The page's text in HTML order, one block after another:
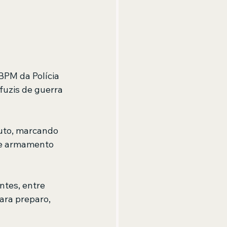
da Polícia
de guerra
marcando
armamento
entre
preparo,